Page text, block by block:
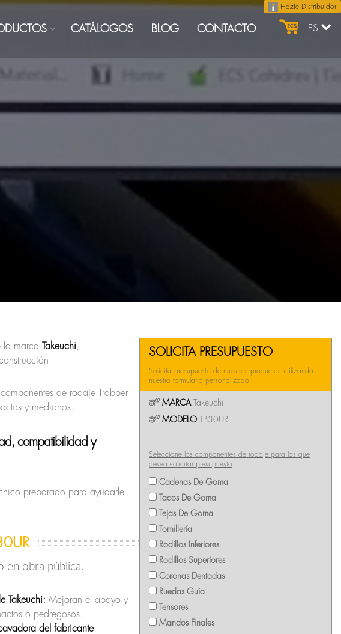
Hazte Distribuidor
ES
CATÁLOGOS BLOG CONTACTO
la marca Takeuchi
de rodaje Trabber
y medianos.
compatibilidad y
preparado para ayudarle
en obra pública.
Takeuchi: Mejoran el apoyo y
o pedregosos.
del fabricante
SOLICITA PRESUPUESTO
Solicita presupuesto de nuestros productos utilizando
nuestro formulario personalizado
MARCA Takeuchi
MODELO TB30UR
Seleccione los componentes de rodaje para los que
desea solicitar presupuesto
Cadenas De Goma
Tacos De Goma
Tejas De Goma
Tornillería
Rodillos Inferiores
Rodillos Superiores
Coronas Dentadas
Ruedas Guía
Tensores
Mandos Finales